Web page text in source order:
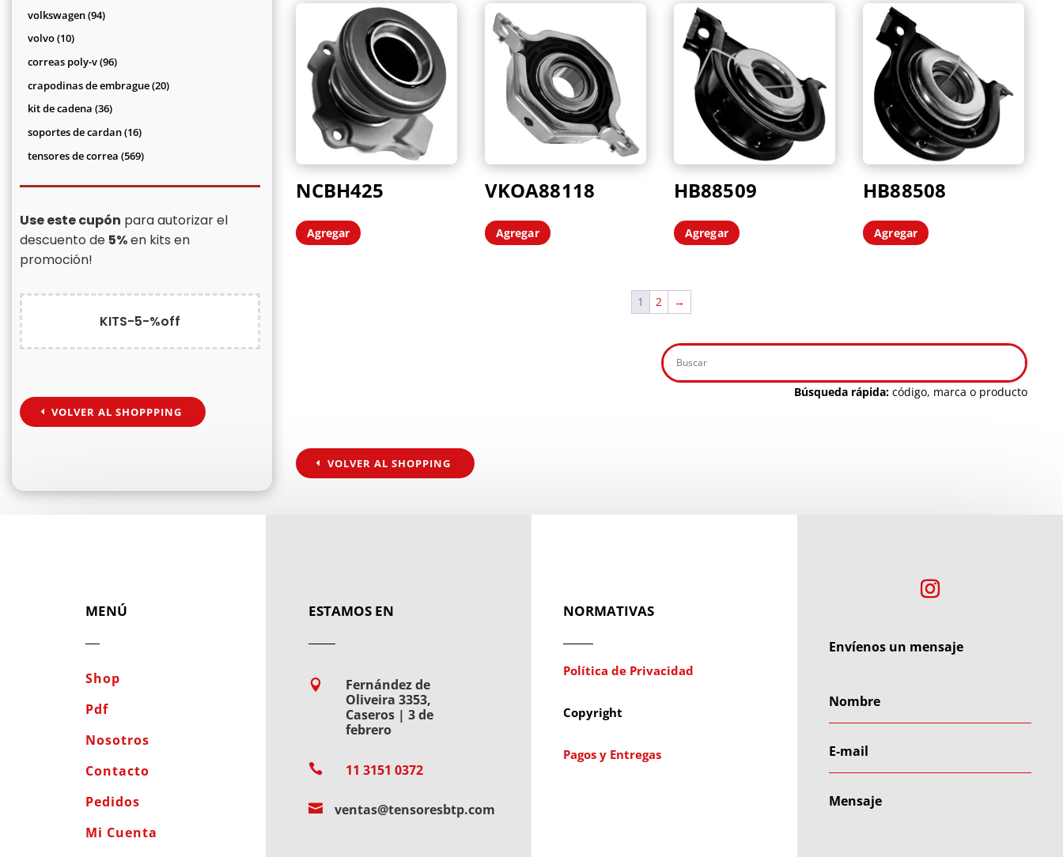
productos
volkswagen 9494
volvo 1010
productos
correas poly-v 9696
productos
crapodinas de embrague 2020
kit de cadena 3636
productos
soportes de cardan 1616
productos
tensores de correa 569569
Use este cupón para autorizar el
descuento de 5%en kits en
promoción!
KITS-5-%off
VOLVER AL SHOPPPING
NCBH425
Agregar
VKOA88118
Agregar
HB88509
Agregar
HB88508
Agregar
1 2 →
Búsqueda rápida: código, marca o producto
VOLVER AL SHOPPING
MENÚ
Shop
Pdf
Nosotros
Contacto
Pedidos
Mi Cuenta
ESTAMOS EN

Fernández de
Oliveira 3353,
Caseros | 3 de
febrero
 11 3151 0372
 ventas@tensoresbtp.com
NORMATIVAS
Política de Privacidad
Copyright
Pagos y Entregas
Envíenos un mensaje